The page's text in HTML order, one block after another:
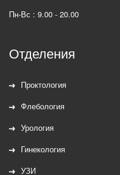
Пн-Вс : 9.00 - 20.00
Отделения
Проктология
Флебология
Урология
Гинекология
УЗИ